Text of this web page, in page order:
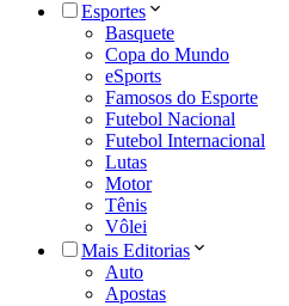
Esportes
Basquete
Copa do Mundo
eSports
Famosos do Esporte
Futebol Nacional
Futebol Internacional
Lutas
Motor
Tênis
Vôlei
Mais Editorias
Auto
Apostas